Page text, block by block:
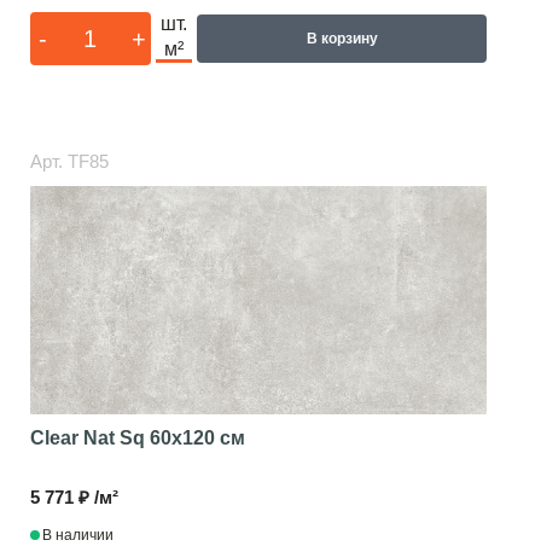
- +
шт.
м²
В корзину
Арт. TF85
Clear Nat Sq 60x120 см
5 771 ₽ /м²
В наличии